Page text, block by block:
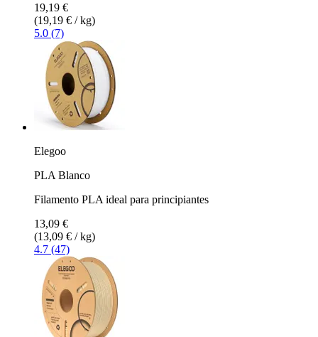
19,19 €
(19,19 € / kg)
5.0 (7)
Elegoo
PLA Blanco
Filamento PLA ideal para principiantes
13,09 €
(13,09 € / kg)
4.7 (47)